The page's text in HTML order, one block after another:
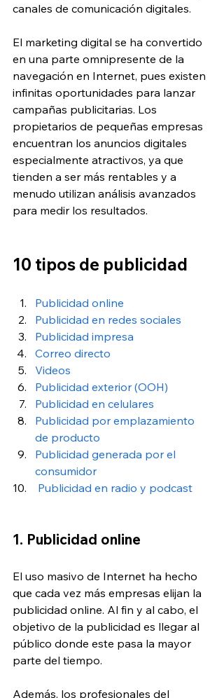
canales de comunicación digitales.
El marketing digital se ha convertido
en una parte omnipresente de la
navegación en Internet, pues existen
infinitas oportunidades para lanzar
campañas publicitarias. Los
propietarios de pequeñas empresas
encuentran los anuncios digitales
especialmente atractivos, ya que
tienden a ser más rentables y a
menudo utilizan análisis avanzados
para medir los resultados.
10 tipos de publicidad
Publicidad online
Publicidad en redes sociales
Publicidad impresa
Correo directo
Videos
Publicidad exterior (OOH)
Publicidad en celulares
Publicidad por emplazamiento
de producto
Publicidad generada por el
consumidor
Publicidad en radio y podcast
1. Publicidad online
El uso masivo de Internet ha hecho
que cada vez más empresas elijan la
publicidad online. Al fin y al cabo, el
objetivo de la publicidad es llegar al
público donde este pasa la mayor
parte del tiempo.
Además, los profesionales del